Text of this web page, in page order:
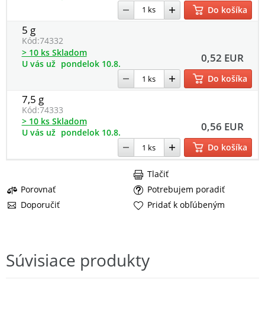
Do košíka
5 g
Kód:74332
0,52 EUR
> 10 ks Skladom
U vás už pondelok 10.8.
Do košíka
7,5 g
Kód:74333
0,56 EUR
> 10 ks Skladom
U vás už pondelok 10.8.
Do košíka
Porovnať
Potrebujem poradiť
Doporučiť
Tlačiť
Pridať k obľúbeným
Súvisiace produkty